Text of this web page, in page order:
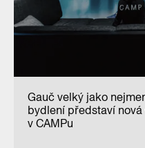
Gauč velký jako
bydlení představí
v CAMPu